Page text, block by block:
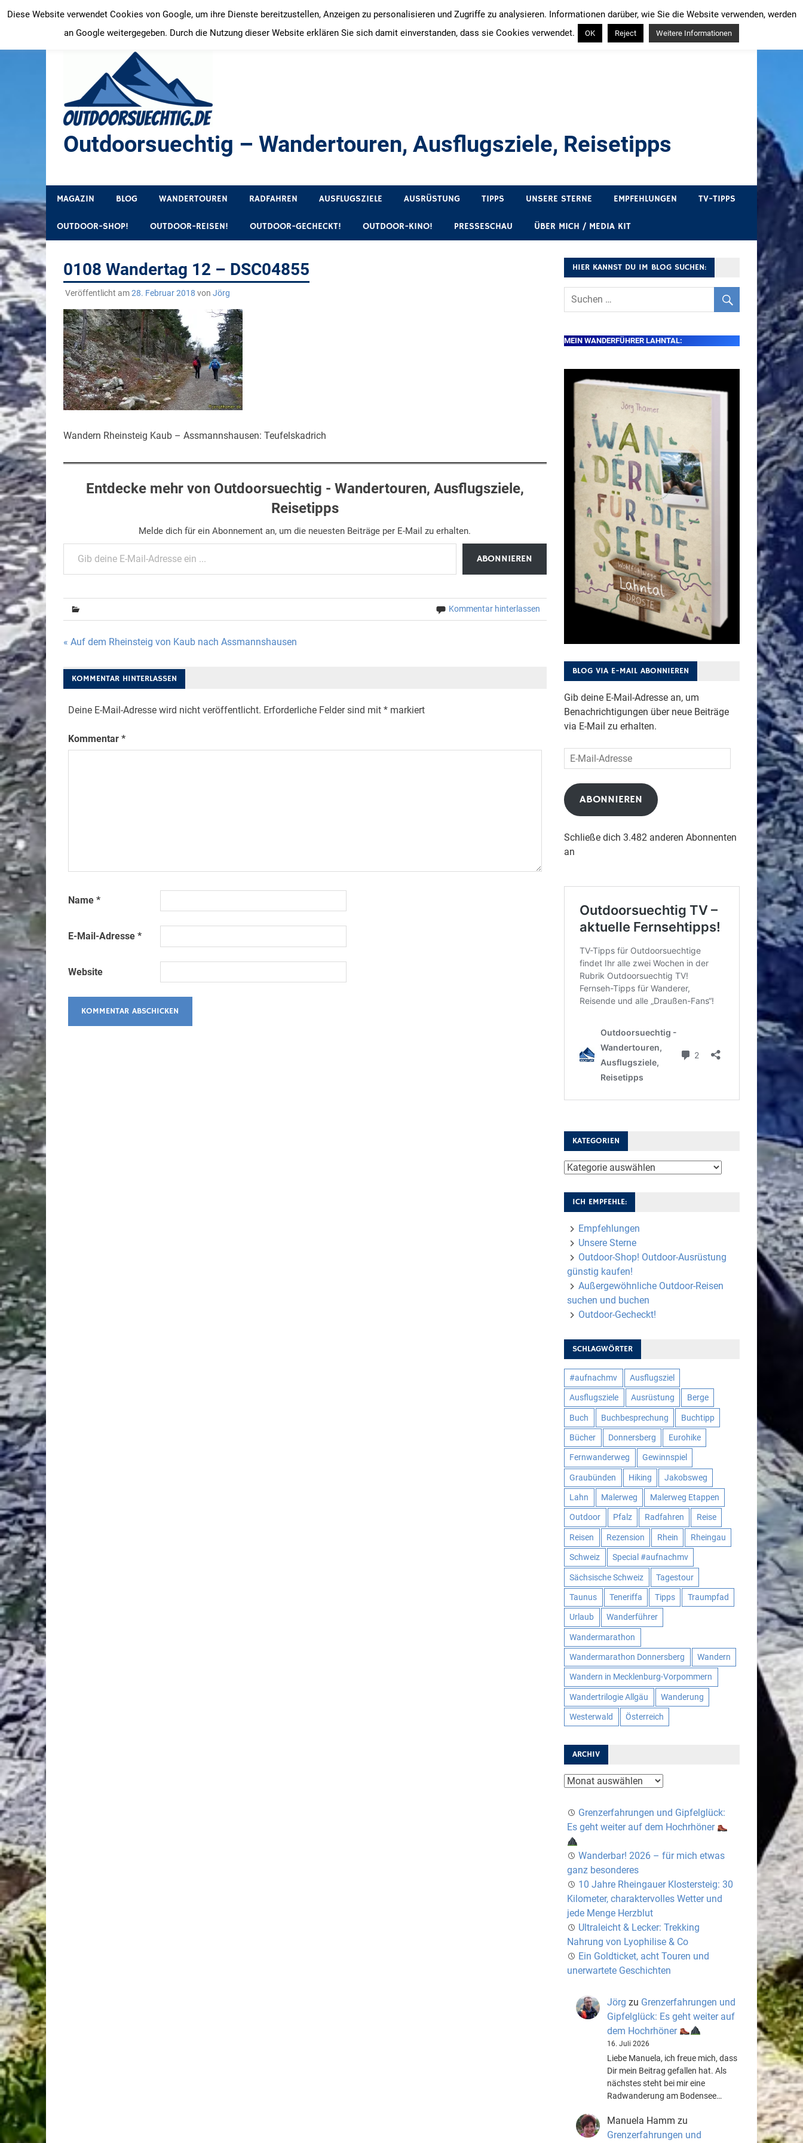
Inhalt
springen
Outdoorsuechtig – Wandertouren, Ausflugsziele, Reisetipps
MAGAZIN BLOG WANDERTOUREN RADFAHREN AUSFLUGSZIELE AUSRÜSTUNG TIPPS UNSERE STERNE EMPFEHLUNGEN TV-TIPPS
OUTDOOR-SHOP! OUTDOOR-REISEN! OUTDOOR-GECHECKT! OUTDOOR-KINO! PRESSESCHAU ÜBER MICH / MEDIA KIT
0108 Wandertag 12 – DSC04855
Veröffentlicht am28. Februar 2018 von Jörg
Wandern Rheinsteig Kaub – Assmannshausen: Teufelskadrich
Entdecke mehr von Outdoorsuechtig - Wandertouren, Ausflugsziele,
Reisetipps
Melde dich für ein Abonnement an, um die neuesten Beiträge per E-Mail zu erhalten.
Gib deine E-Mail-Adresse ein ...
ABONNIEREN
Kommentar hinterlassen
Beitragsnavigation
« Auf dem Rheinsteig von Kaub nach Assmannshausen
KOMMENTAR HINTERLASSEN
Deine E-Mail-Adresse wird nicht veröffentlicht. Erforderliche Felder sind mit *markiert
Kommentar *
Name *
E-Mail-Adresse *
Website
HIER KANNST DU IM BLOG SUCHEN:
MEIN WANDERFÜHRER LAHNTAL:
BLOG VIA E-MAIL ABONNIEREN
Gib deine E-Mail-Adresse an, um
Benachrichtigungen über neue Beiträge
via E-Mail zu erhalten.
E-
Mail-
Adresse
ABONNIEREN
Schließe dich 3.482 anderen Abonnenten
an
KATEGORIEN
Kategorien
ICH EMPFEHLE:
Empfehlungen
Unsere Sterne
Outdoor-Shop! Outdoor-Ausrüstung
günstig kaufen!
Außergewöhnliche Outdoor-Reisen
suchen und buchen
Outdoor-Gecheckt!
SCHLAGWÖRTER
#aufnachmv Ausflugsziel
Ausflugsziele Ausrüstung Berge
Buch Buchbesprechung Buchtipp
Bücher Donnersberg Eurohike
Fernwanderweg Gewinnspiel
Graubünden Hiking Jakobsweg
Lahn Malerweg Malerweg Etappen
Outdoor Pfalz Radfahren Reise
Reisen Rezension Rhein Rheingau
Schweiz Special #aufnachmv
Sächsische Schweiz Tagestour
Taunus Teneriffa Tipps Traumpfad
Urlaub Wanderführer
Wandermarathon
Wandermarathon Donnersberg Wandern
Wandern in Mecklenburg-Vorpommern
Wandertrilogie Allgäu Wanderung
Westerwald Österreich
ARCHIV
Archiv
Grenzerfahrungen und Gipfelglück:
Es geht weiter auf dem Hochrhöner
Wanderbar! 2026 – für mich etwas
ganz besonderes
10 Jahre Rheingauer Klostersteig: 30
Kilometer, charaktervolles Wetter und
jede Menge Herzblut
Ultraleicht & Lecker: Trekking
Nahrung von Lyophilise & Co
Ein Goldticket, acht Touren und
unerwartete Geschichten
Jörg zu Grenzerfahrungen und
Gipfelglück: Es geht weiter auf
dem Hochrhöner
16. Juli 2026
Liebe Manuela, ich freue mich, dass
Dir mein Beitrag gefallen hat. Als
nächstes steht bei mir eine
Radwanderung am Bodensee…
Manuela Hamm zu
Grenzerfahrungen und
Diese Website verwendet Cookies von Google, um ihre Dienste bereitzustellen, Anzeigen zu personalisieren und Zugriffe zu analysieren. Informationen darüber, wie Sie die Website verwenden, werden
an Google weitergegeben. Durch die Nutzung dieser Website erklären Sie sich damit einverstanden, dass sie Cookies verwendet.
OK Reject Weitere Informationen